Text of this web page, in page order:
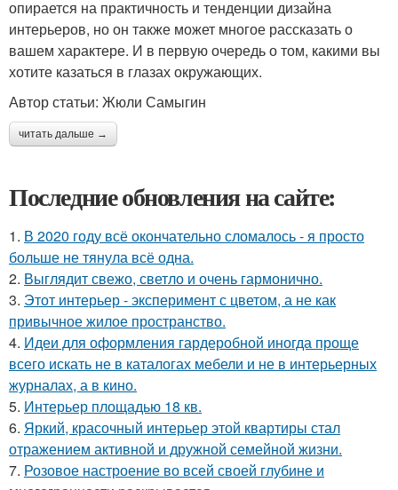
опирается на практичность и тенденции дизайна
интерьеров, но он также может многое рассказать о
вашем характере. И в первую очередь о том, какими вы
хотите казаться в глазах окружающих.
Автор статьи: Жюли Самыгин
читать дальше →
Последние обновления на сайте:
1. В 2020 году всё окончательно сломалось - я просто
больше не тянула всё одна.
2. Выглядит свежо, светло и очень гармонично.
3. Этот интерьер - эксперимент с цветом, а не как
привычное жилое пространство.
4. Идеи для оформления гардеробной иногда проще
всего искать не в каталогах мебели и не в интерьерных
журналах, а в кино.
5. Интерьер площадью 18 кв.
6. Яркий, красочный интерьер этой квартиры стал
отражением активной и дружной семейной жизни.
7. Розовое настроение во всей своей глубине и